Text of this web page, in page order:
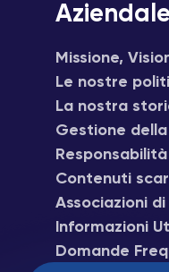
Aziendale
Missione,
Le nostre
La nostra
Gestione
Contenuti
Associazioni
Informazioni
Domande